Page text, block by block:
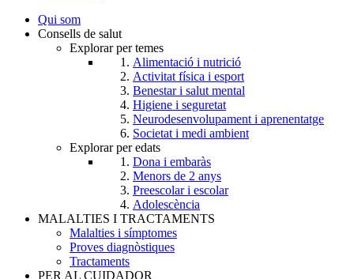
User
account
Qui som
Consells de salut
Explorar per temes
Alimentació i nutrició
Activitat física i esport
Benestar i salut mental
Higiene i seguretat
Neurodesenvolupament i aprenentatge
Societat i medi ambient
Explorar per edats
Dona i embaràs
Menors de 2 anys
Preescolar i escolar
Adolescència
MALALTIES I TRACTAMENTS
Malalties i símptomes
Proves diagnòstiques
Tractaments
PER AL CUIDADOR